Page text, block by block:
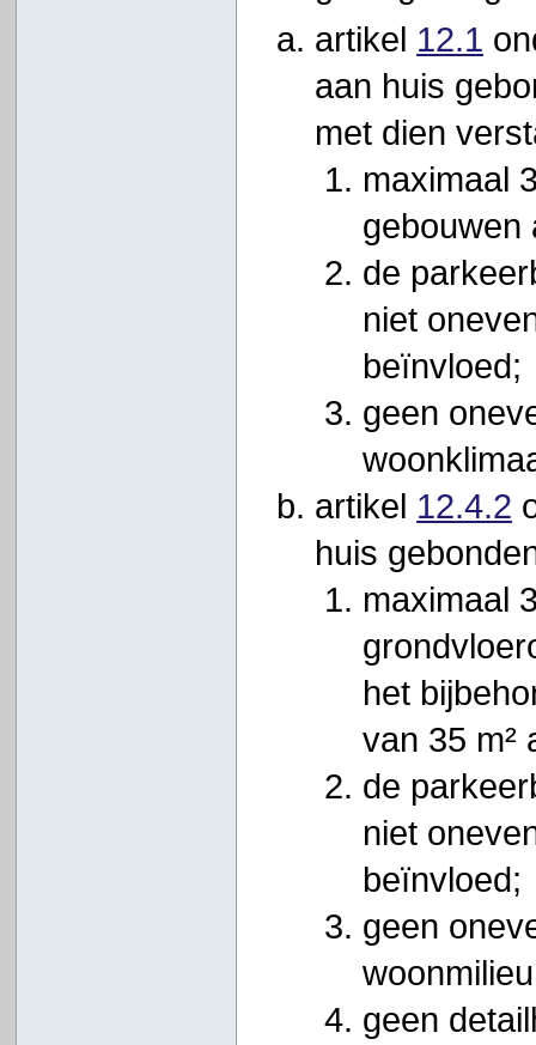
artikel 12.1
aan huis
met dien
maximaal
gebouwen
de
niet
beïnvloed;
geen
artikel 12.4.2
huis
maximaal
het
van 35 m²
de
niet
beïnvloed;
geen
geen